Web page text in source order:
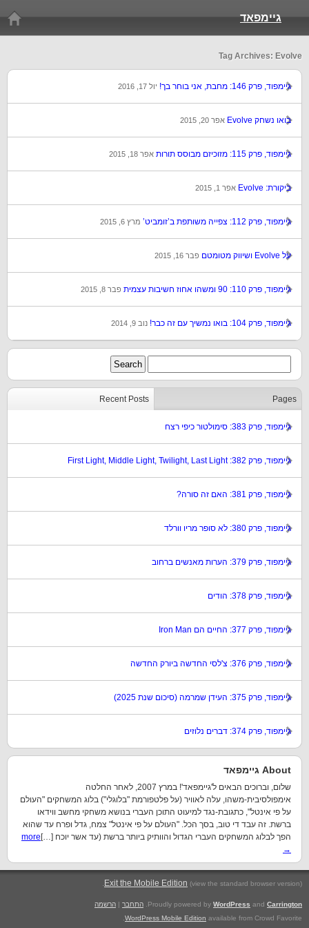
גיימפאד
Tag Archives: Evolve
גיימפוד, פרק 146: מחבת, אני בוחר בך! יול 17, 2016
בואו נשחק Evolve אפר 20, 2015
גיימפוד, פרק 115: מזוכיזם מבוסס תורות אפר 18, 2015
ביקורת: Evolve אפר 1, 2015
גיימפוד, פרק 112: צפייה משותפת ב’זומביט’ מרץ 6, 2015
על Evolve ושיווק מטומטם פבר 16, 2015
גיימפוד, פרק 110: 90 ומשהו אחוז חשיבות עצמית פבר 8, 2015
גיימפוד, פרק 104: בואו נמשיך עם זה כבר! נוב 9, 2014
Recent Posts Pages
גיימפוד, פרק 383: סימולטור כיפי רצח
גיימפוד, פרק 382: First Light, Middle Light, Twilight, Last Light
גיימפוד, פרק 381: האם זה סורה?
גיימפוד, פרק 380: לא סופר מריו וורלד
גיימפוד, פרק 379: הערות מאנשים ברחוב
גיימפוד, פרק 378: הודים
גיימפוד, פרק 377: החיים הם Iron Man
גיימפוד, פרק 376: צ'לסי החדשה ביורק החדשה
גיימפוד, פרק 375: העידן שמרמה (סיכום שנת 2025)
גיימפוד, פרק 374: דברים נלוזים
About גיימפאד
שלום, וברוכים הבאים ל'גיימפאד'! במרץ 2007, לאחר החלטה
אימפולסיבית-משהו, עלה לאוויר (על פלטפורמת "בלוגלי") בלוג המשחקים "העולם
על פי אינטל", כתגובת-נגד למיעוט התוכן העברי בנושא משחקי מחשב ווידאו
ברשת. זה עבד די טוב, בסך הכל. "העולם על פי אינטל" צמח, גדל ופרח עד שהוא
הפך לבלוג המשחקים העברי הגדול והוותיק ביותר ברשת (עד אשר יוכח […] more
→
Exit the Mobile Edition (view the standard browser version)
.
Proudly powered by WordPress and Carrington התחבר | הרשמה
WordPress Mobile Edition available from Crowd Favorite.